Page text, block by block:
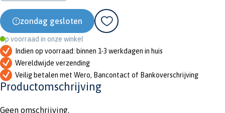
zondag gesloten
Op voorraad in onze winkel
Indien op voorraad: binnen 1-3 werkdagen in huis
Wereldwijde verzending
Veilig betalen met Wero, Bancontact of Bankoverschrijving
Productomschrijving
Geen omschrijving.